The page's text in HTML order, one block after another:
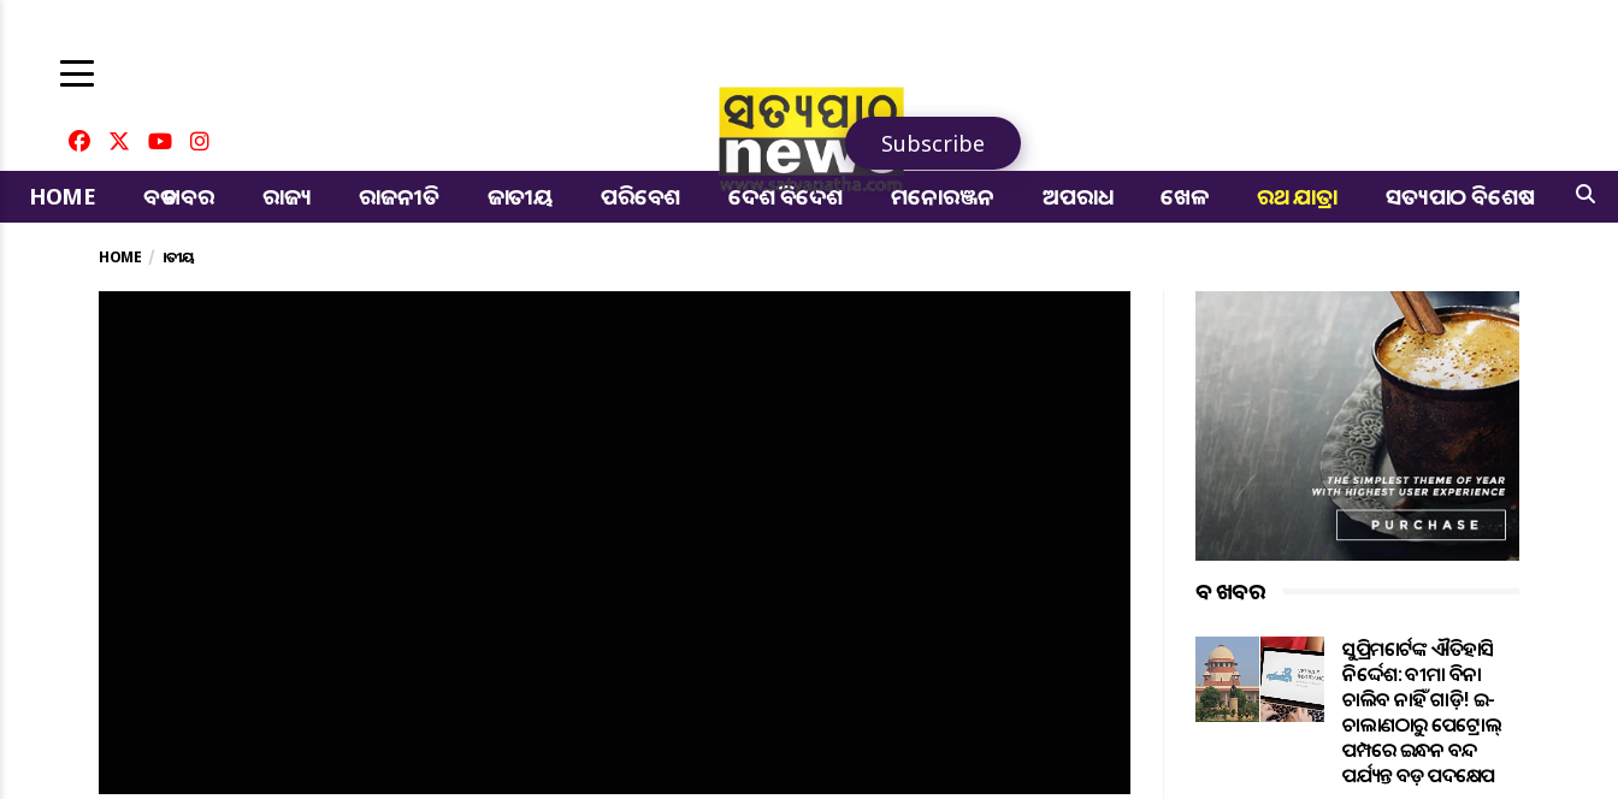
Subscribe
HOME
ବଡ ଖବର ରାଜ୍ୟ ରାଜନୀତି ଜାତୀୟ ପରିବେଶ ଦେଶ ବିଦେଶ ମନୋରଞ୍ଜନ ଅପରାଧ ଖେଳ ରଥ ଯାତ୍ରା ସତ୍ୟପାଠ ବିଶେଷ
HOME ଜାତୀୟ
ବଡ ଖବର
ସୁପ୍ରିମକୋର୍ଟଙ୍କ ଐତିହାସିକ
ନିର୍ଦ୍ଦେଶ: ବୀମା ବିନା
ଚାଲିବ ନାହିଁ ଗାଡ଼ି! ଇ-
ଚାଲାଣଠାରୁ ପେଟ୍ରୋଲ୍
ପମ୍ପରେ ଇନ୍ଧନ ବନ୍ଦ
ପର୍ଯ୍ୟନ୍ତ ବଡ଼ ପଦକ୍ଷେପ